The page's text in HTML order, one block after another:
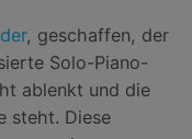
, geschaffen, der
Solo-Piano-
ablenkt und die
steht. Diese